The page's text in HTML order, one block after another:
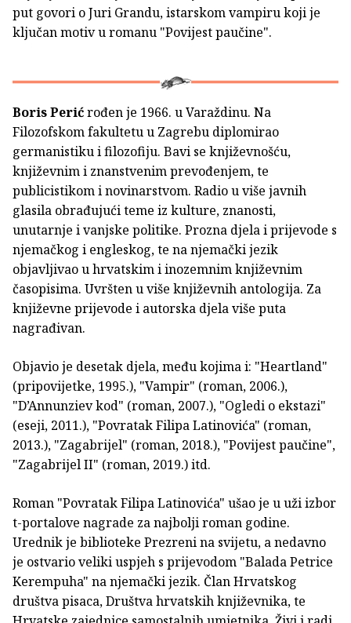
put govori o Juri Grandu, istarskom vampiru koji je
ključan motiv u romanu "Povijest paučine".
Boris Perićrođen je 1966. u Varaždinu. Na
Filozofskom fakultetu u Zagrebu diplomirao
germanistiku i filozofiju. Bavi se književnošću,
književnim i znanstvenim prevođenjem, te
publicistikom i novinarstvom. Radio u više javnih
glasila obrađujući teme iz kulture, znanosti,
unutarnje i vanjske politike. Prozna djela i prijevode s
njemačkog i engleskog, te na njemački jezik
objavljivao u hrvatskim i inozemnim književnim
časopisima. Uvršten u više književnih antologija. Za
književne prijevode i autorska djela više puta
nagrađivan.
Objavio je desetak djela, među kojima i: "Heartland"
(pripovijetke, 1995.), "Vampir" (roman, 2006.),
"D’Annunziev kod" (roman, 2007.), "Ogledi o ekstazi"
(eseji, 2011.), "Povratak Filipa Latinovića" (roman,
2013.), "Zagabrijel" (roman, 2018.), "Povijest paučine",
"Zagabrijel II" (roman, 2019.) itd.
Roman "Povratak Filipa Latinovića" ušao je u uži izbor
t-portalove nagrade za najbolji roman godine.
Urednik je biblioteke Prezreni na svijetu, a nedavno
je ostvario veliki uspjeh s prijevodom "Balada Petrice
Kerempuha" na njemački jezik. Član Hrvatskog
društva pisaca, Društva hrvatskih književnika, te